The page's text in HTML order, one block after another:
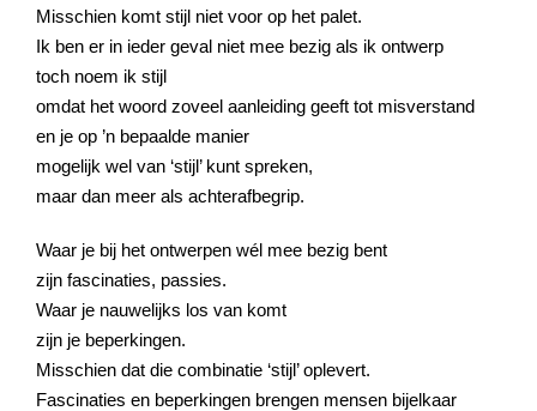
Misschien komt stijl niet voor op het palet.
Ik ben er in ieder geval niet mee bezig als ik ontwerp
toch noem ik stijl
omdat het woord zoveel aanleiding geeft tot misverstand
en je op ’n bepaalde manier
mogelijk wel van ‘stijl’ kunt spreken,
maar dan meer als achterafbegrip.
Waar je bij het ontwerpen wél mee bezig bent
zijn fascinaties, passies.
Waar je nauwelijks los van komt
zijn je beperkingen.
Misschien dat die combinatie ‘stijl’ oplevert.
Fascinaties en beperkingen brengen mensen bijelkaar